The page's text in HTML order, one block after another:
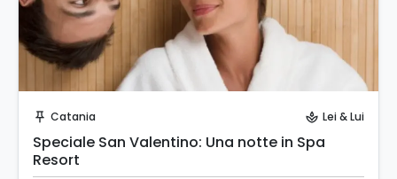
push_pin Catania spa Lei & Lui
Speciale San Valentino: Una notte in Spa
Resort